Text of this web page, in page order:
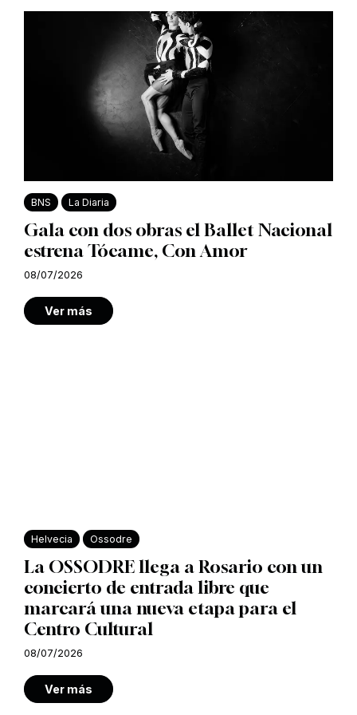
BNS La Diaria
Gala con dos obras el Ballet Nacional
estrena Tócame, Con Amor
08/07/2026
Ver más
Helvecia Ossodre
La OSSODRE llega a Rosario con un
concierto de entrada libre que
marcará una nueva etapa para el
Centro Cultural
08/07/2026
Ver más